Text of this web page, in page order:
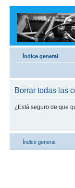
Índice general
Borrar todas las
¿Está seguro de que
Índice general